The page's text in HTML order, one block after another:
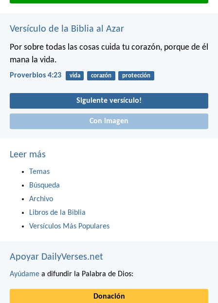
Versículo de la Biblia al Azar
Por sobre todas las cosas cuida tu corazón, porque de él
mana la vida.
Proverbios 4:23 vida corazón protección
Siguiente versículo!
Con imagen
Leer más
Temas
Búsqueda
Archivo
Libros de la Biblia
Versículos Más Populares
Apoyar DailyVerses.net
Ayúdame a difundir la Palabra de Dios:
Donación